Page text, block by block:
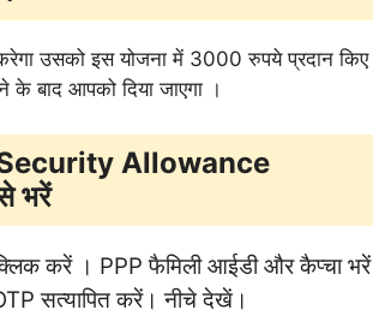
उसको इस योजना में 3000 रुपये प्रदान किए
के बाद आपको दिया जाएगा ।
Allowance
भरें
करें । PPP फैमिली आईडी और कैप्चा भरें
सत्यापित करें। नीचे देखें।